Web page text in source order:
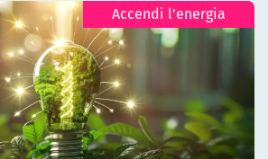
Accendi l’energia